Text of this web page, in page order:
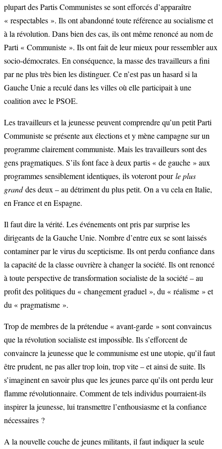
plupart des Partis Communistes se sont efforcés d’apparaître
« respectables ». Ils ont abandonné toute référence au socialisme et
à la révolution. Dans bien des cas, ils ont même renoncé au nom de
Parti « Communiste ». Ils ont fait de leur mieux pour ressembler aux
socio-démocrates. En conséquence, la masse des travailleurs a fini
par ne plus très bien les distinguer. Ce n’est pas un hasard si la
Gauche Unie a reculé dans les villes où elle participait à une
coalition avec le PSOE.
Les travailleurs et la jeunesse peuvent comprendre qu’un petit Parti
Communiste se présente aux élections et y mène campagne sur un
programme clairement communiste. Mais les travailleurs sont des
gens pragmatiques. S’ils font face à deux partis « de gauche » aux
programmes sensiblement identiques, ils voteront pourle plus
granddes deux – au détriment du plus petit. On a vu cela en Italie,
en France et en Espagne.
Il faut dire la vérité. Les événements ont pris par surprise les
dirigeants de la Gauche Unie. Nombre d’entre eux se sont laissés
contaminer par le virus du scepticisme. Ils ont perdu confiance dans
la capacité de la classe ouvrière à changer la société. Ils ont renoncé
à toute perspective de transformation socialiste de la société – au
profit des politiques du « changement graduel », du « réalisme » et
du « pragmatisme ».
Trop de membres de la prétendue « avant-garde » sont convaincus
que la révolution socialiste est impossible. Ils s’efforcent de
convaincre la jeunesse que le communisme est une utopie, qu’il faut
être prudent, ne pas aller trop loin, trop vite – et ainsi de suite. Ils
s’imaginent en savoir plus que les jeunes parce qu’ils ont perdu leur
flamme révolutionnaire. Comment de tels individus pourraient-ils
inspirer la jeunesse, lui transmettre l’enthousiasme et la confiance
nécessaires ?
A la nouvelle couche de jeunes militants, il faut indiquer la seule